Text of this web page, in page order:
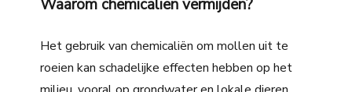
Waarom chemicaliën vermijden?
Het gebruik van chemicaliën om mollen uit te
roeien kan schadelijke effecten hebben op het